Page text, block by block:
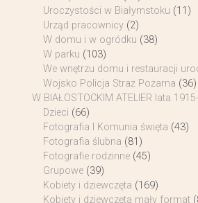
Uroczystości w Białymstoku (11)
Urząd pracownicy (2)
W domu i w ogródku (38)
W parku (103)
We wnętrzu domu i restauracji
Wojsko Policja Straż Pożarna (36)
W BIAŁOSTOCKIM ATELIER lata
Dzieci (66)
Fotografia I Komunia święta (43)
Fotografia ślubna (81)
Fotografie rodzinne (45)
Grupowe (39)
Kobiety i dziewczęta (169)
Kobiety i dziewczęta mały format